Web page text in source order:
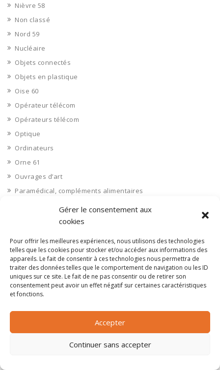
Gérer le consentement aux
cookies
Pour offrir les meilleures expériences, nous utilisons des technologies
telles que les cookies pour stocker et/ou accéder aux informations des
appareils. Le fait de consentir à ces technologies nous permettra de
traiter des données telles que le comportement de navigation ou les ID
uniques sur ce site. Le fait de ne pas consentir ou de retirer son
consentement peut avoir un effet négatif sur certaines caractéristiques
et fonctions.
Accepter
Continuer sans accepter
Nièvre 58
Non classé
Nord 59
Nucléaire
Objets connectés
Objets en plastique
Oise 60
Opérateur télécom
Opérateurs télécom
Optique
Ordinateurs
Orne 61
Ouvrages d’art
Paramédical, compléments alimentaires
Pas de Calais 62
Petite distribution
Pétrole
Pharmaceutique, médicaments
Pharmacie et vente d'articles médicaux
Polynésie Française 987